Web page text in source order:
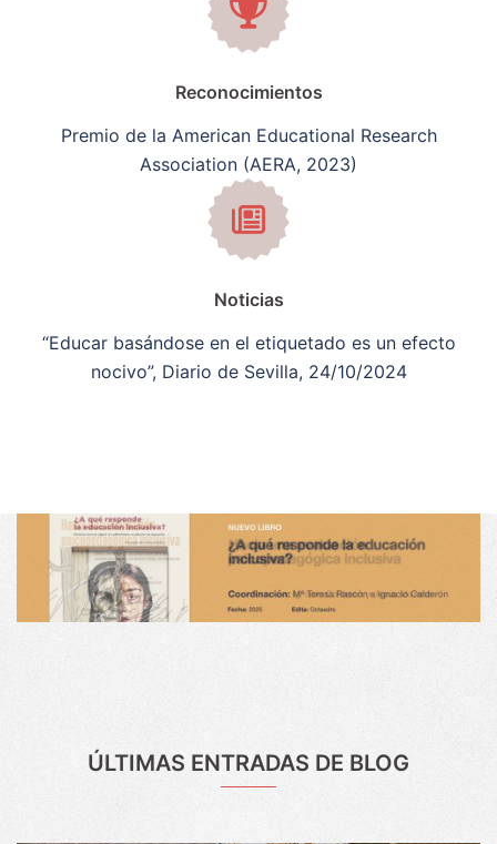
Reconocimientos
Premio de la American Educational Research
Association (AERA, 2023)
Noticias
“Educar basándose en el etiquetado es un efecto
nocivo”, Diario de Sevilla, 24/10/2024
ÚLTIMAS ENTRADAS DE BLOG